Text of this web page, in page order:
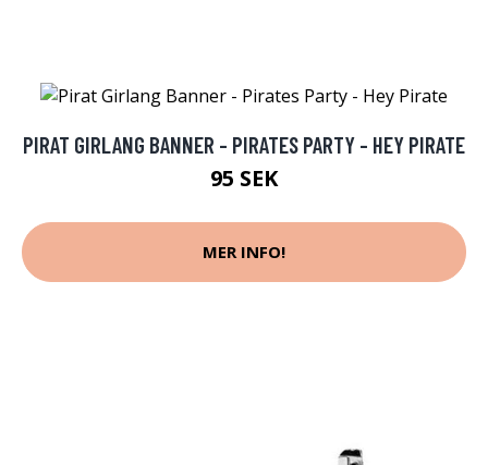
PIRAT GIRLANG BANNER - PIRATES PARTY - HEY PIRATE
95 SEK
MER INFO!